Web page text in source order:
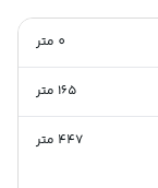
0 متر
165 متر
447 متر